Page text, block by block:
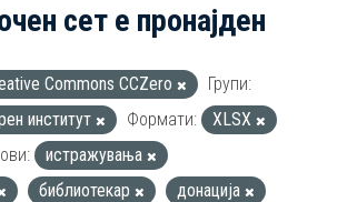
сет е пронајден
Commons CCZero
Групи:
институт
Формати:
XLSX
истражувања
библиотекар
донација